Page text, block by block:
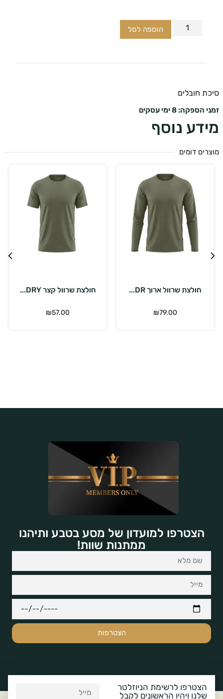
הוספה לסל
חובלים
8 ימי עסקים
נוסף
דומים
חולצת שרוול קצר DRY...
₪57.00
חולצת שרוול קצר DRY...
₪57.00
הצטרפו למועדון של מסע בטבע ותיהנו
ממתנות שוות!
הצטרפות
הצטרפו לרשימת הניוזלטר
שלנו ויהיו הראשונים לקבל